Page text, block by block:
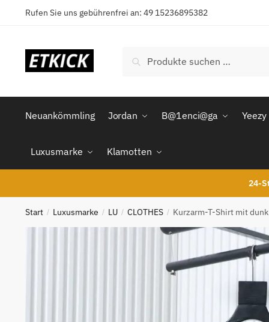
Rufen Sie uns gebührenfrei an: 49 15236895382
nach:
Suchen
Neuankömmling Jordan B@1enci@ga Yeezy
Luxusmarke Klamotten
24-
Start / Luxusmarke / LU / CLOTHES / Kurzarm-T-Shirt mit